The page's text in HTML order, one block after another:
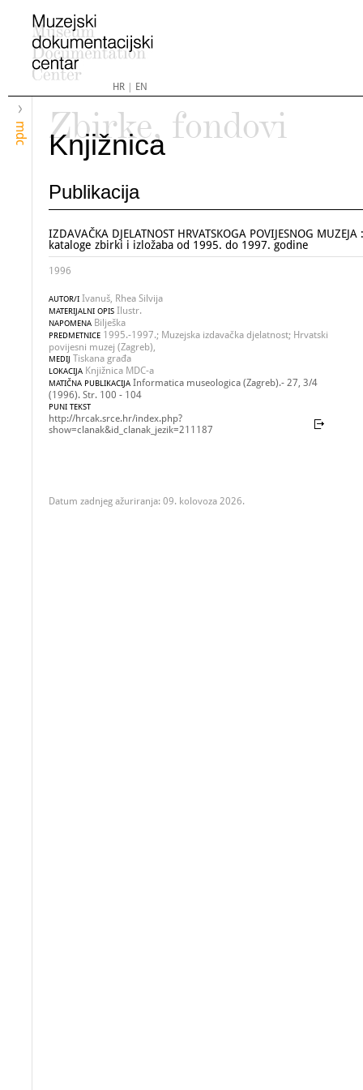
HR| EN
mdc
Zbirke, fondovi
Knjižnica
Publikacija
IZDAVAČKA DJELATNOST HRVATSKOGA POVIJESNOG
kataloge zbirki i izložaba od 1995. do 1997. godine
1996
AUTOR/I Ivanuš, Rhea Silvija
MATERIJALNI OPIS Ilustr.
NAPOMENA Bilješka
PREDMETNICE 1995.-1997.; Muzejska izdavačka djelatnost; Hrvatski
povijesni muzej (Zagreb),
MEDIJ Tiskana građa
LOKACIJA Knjižnica MDC-a
MATIČNA PUBLIKACIJA Informatica museologica (Zagreb).- 27, 3/4
(1996). Str. 100 - 104
PUNI TEKST
http://hrcak.srce.hr/index.php?
show=clanak&id_clanak_jezik=211187
Datum zadnjeg ažuriranja: 09. kolovoza 2026.